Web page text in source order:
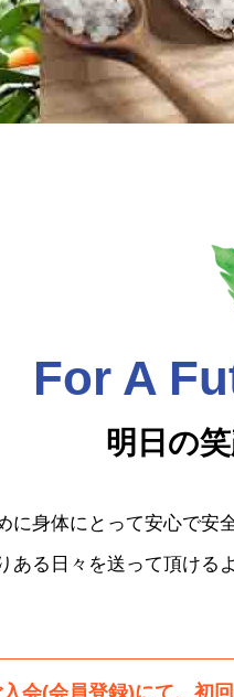
For A
明日の
に身体にとって安心で安
ある日々を送って頂け